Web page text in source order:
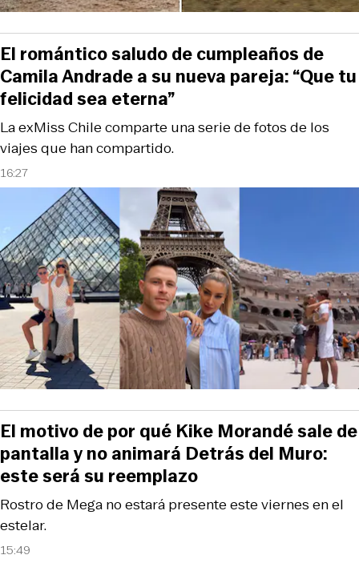
16:27
La exMiss Chile comparte una serie de fotos de los
viajes que han compartido.
El romántico saludo de cumpleaños de
Camila Andrade a su nueva pareja: “Que tu
felicidad sea eterna”
15:49
Rostro de Mega no estará presente este viernes en el
estelar.
El motivo de por qué Kike Morandé sale de
pantalla y no animará Detrás del Muro:
este será su reemplazo